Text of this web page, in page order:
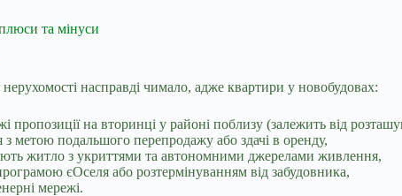
та мінуси
насправді чимало, адже квартири у новобудовах:
пропозиції на вторинці у районі поблизу (залежить від
з метою подальшого перепродажу або здачі в оренду,
житло з укриттями та автономними джерелами живлення,
єОселя або розтермінуванням від забудовника,
мережі.